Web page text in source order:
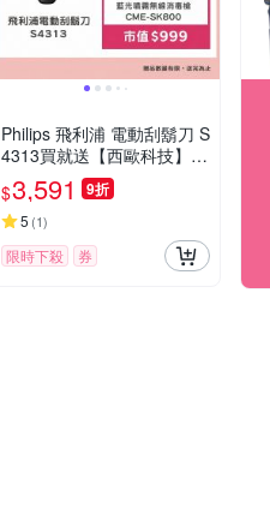
Philips 飛利浦 電動刮鬍刀 S
4313買就送【西歐科技】藍
光噴霧無線消毒槍CME-SK8
00
$3,591 9折
5 (1)
限時下殺 券